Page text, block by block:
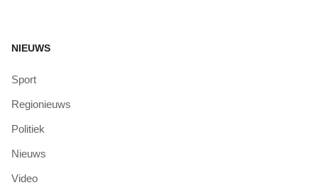
NIEUWS
Sport
Regionieuws
Politiek
Nieuws
Video